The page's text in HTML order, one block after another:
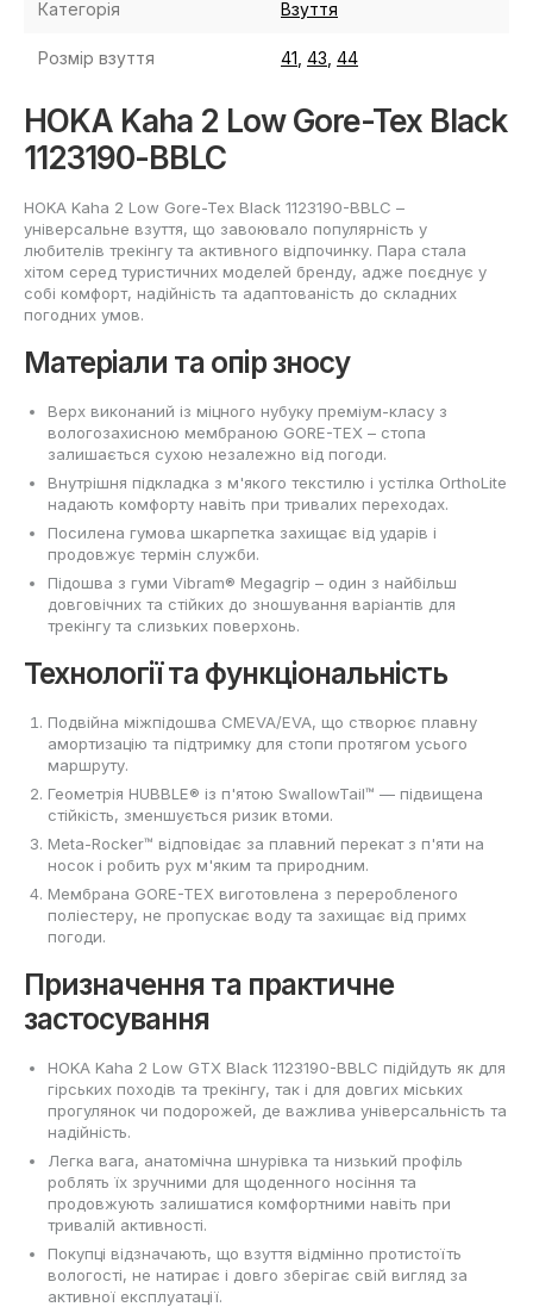
Категорія Взуття
Розмір взуття 41 43 44
HOKA Kaha 2 Low Gore-Tex Black
1123190-BBLC
HOKA Kaha 2 Low Gore-Tex Black 1123190-BBLC –
універсальне взуття, що завоювало популярність у
любителів трекінгу та активного відпочинку. Пара стала
хітом серед туристичних моделей бренду, адже поєднує у
собі комфорт, надійність та адаптованість до складних
погодних умов.
Матеріали та опір зносу
Верх виконаний із міцного нубуку преміум-класу з
вологозахисною мембраною GORE-TEX – стопа
залишається сухою незалежно від погоди.
Внутрішня підкладка з м'якого текстилю і устілка OrthoLite
надають комфорту навіть при тривалих переходах.
Посилена гумова шкарпетка захищає від ударів і
продовжує термін служби.
Підошва з гуми Vibram® Megagrip – один з найбільш
довговічних та стійких до зношування варіантів для
трекінгу та слизьких поверхонь.
Технології та функціональність
Подвійна міжпідошва CMEVA/EVA, що створює плавну
амортизацію та підтримку для стопи протягом усього
маршруту.
Геометрія HUBBLE® із п'ятою SwallowTail™ — підвищена
стійкість, зменшується ризик втоми.
Meta-Rocker™ відповідає за плавний перекат з п'яти на
носок і робить рух м'яким та природним.
Мембрана GORE-TEX виготовлена з переробленого
поліестеру, не пропускає воду та захищає від примх
погоди.
Призначення та практичне
застосування
HOKA Kaha 2 Low GTX Black 1123190-BBLC підійдуть як для
гірських походів та трекінгу, так і для довгих міських
прогулянок чи подорожей, де важлива універсальність та
надійність.
Легка вага, анатомічна шнурівка та низький профіль
роблять їх зручними для щоденного носіння та
продовжують залишатися комфортними навіть при
тривалій активності.
Покупці відзначають, що взуття відмінно протистоїть
вологості, не натирає і довго зберігає свій вигляд за
активної експлуатації.